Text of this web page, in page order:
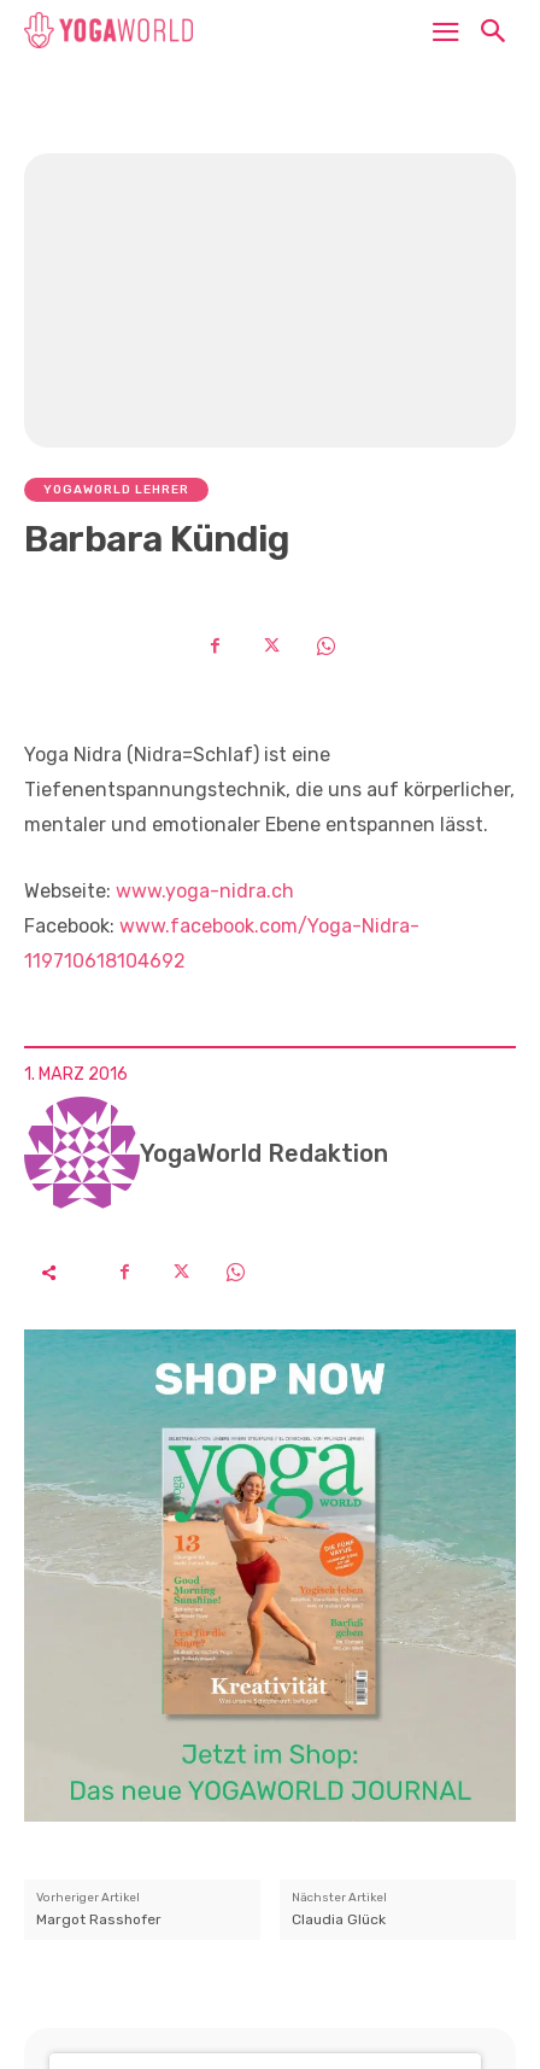
YOGAWORLD LEHRER
Barbara Kündig
Yoga Nidra (Nidra=Schlaf) ist eine
Tiefenentspannungstechnik, die uns auf körperlicher,
mentaler und emotionaler Ebene entspannen lässt.
Webseite: www.yoga-nidra.ch
Facebook: www.facebook.com/Yoga-Nidra-
119710618104692
1. MÄRZ 2016
YogaWorld Redaktion
Vorheriger Artikel
Margot Rasshofer
Nächster Artikel
Claudia Glück